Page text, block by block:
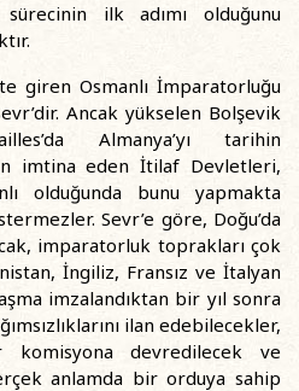
ilk adımı olduğunu
giren Osmanlı İmparatorluğu
Ancak yükselen Bolşevik
Almanya’yı tarihin
imtina eden İtilaf Devletleri,
olduğunda bunu yapmakta
Sevr’e göre, Doğu’da
imparatorluk toprakları çok
İngiliz, Fransız ve İtalyan
imzalandıktan bir yıl sonra
ilan edebilecekler,
komisyona devredilecek ve
anlamda bir orduya sahip